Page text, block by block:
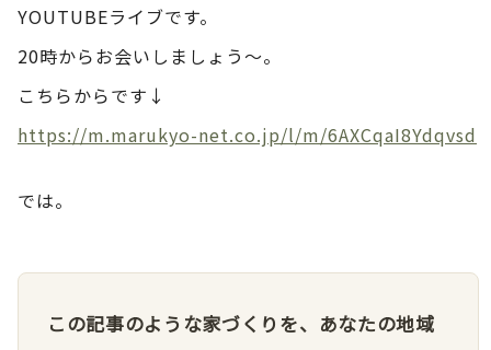
YOUTUBEライブです。
20時からお会いしましょう～。
こちらからです↓
https://m.marukyo-net.co.jp/l/m/6AXCqaI8Ydqvsd
では。
この記事のような家づくりを、あなたの地域